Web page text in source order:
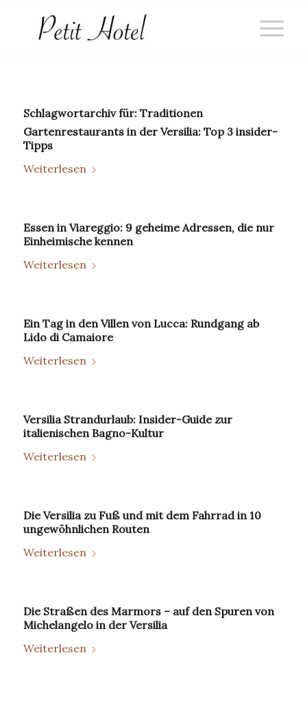
Schlagwortarchiv für: Traditionen
Gartenrestaurants in der Versilia: Top 3 insider-
Tipps
Weiterlesen
Essen in Viareggio: 9 geheime Adressen, die nur
Einheimische kennen
Weiterlesen
Ein Tag in den Villen von Lucca: Rundgang ab
Lido di Camaiore
Weiterlesen
Versilia Strandurlaub: Insider-Guide zur
italienischen Bagno-Kultur
Weiterlesen
Die Versilia zu Fuß und mit dem Fahrrad in 10
ungewöhnlichen Routen
Weiterlesen
Die Straßen des Marmors – auf den Spuren von
Michelangelo in der Versilia
Weiterlesen